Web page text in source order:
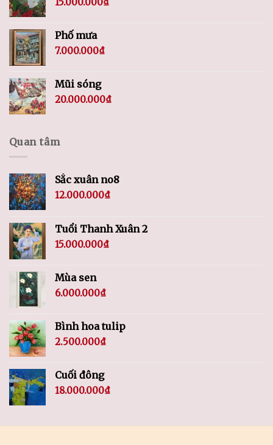
Phố mưa
7.000.000₫
Mũi sóng
20.000.000₫
Quan tâm
Sắc xuân no8
12.000.000₫
Tuổi Thanh Xuân 2
15.000.000₫
Mùa sen
6.000.000₫
Bình hoa tulip
2.500.000₫
Cuối đông
18.000.000₫